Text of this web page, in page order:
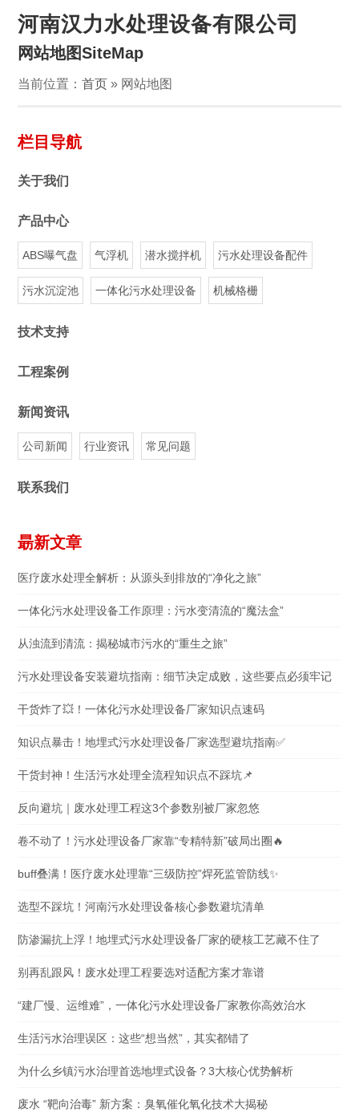
河南汉力水处理设备有限公司
网站地图SiteMap
当前位置：首页 » 网站地图
栏目导航
关于我们
产品中心
ABS曝气盘 气浮机 潜水搅拌机 污水处理设备配件
污水沉淀池 一体化污水处理设备 机械格栅
技术支持
工程案例
新闻资讯
公司新闻 行业资讯 常见问题
联系我们
朂新文章
医疗废水处理全解析：从源头到排放的“净化之旅”
一体化污水处理设备工作原理：污水变清流的“魔法盒”
从浊流到清流：揭秘城市污水的“重生之旅”
污水处理设备安装避坑指南：细节决定成败，这些要点必须牢记
干货炸了💥！一体化污水处理设备厂家知识点速码
知识点暴击！地埋式污水处理设备厂家选型避坑指南✅
干货封神！生活污水处理全流程知识点不踩坑📌
反向避坑｜废水处理工程这3个参数别被厂家忽悠
卷不动了！污水处理设备厂家靠“专精特新”破局出圈🔥
buff叠满！医疗废水处理靠“三级防控”焊死监管防线✨
选型不踩坑！河南污水处理设备核心参数避坑清单
防渗漏抗上浮！地埋式污水处理设备厂家的硬核工艺藏不住了
别再乱跟风！废水处理工程要选对适配方案才靠谱
“建厂慢、运维难”，一体化污水处理设备厂家教你高效治水
生活污水治理误区：这些“想当然”，其实都错了
为什么乡镇污水治理首选地埋式设备？3大核心优势解析
废水 “靶向治毒” 新方案：臭氧催化氧化技术大揭秘